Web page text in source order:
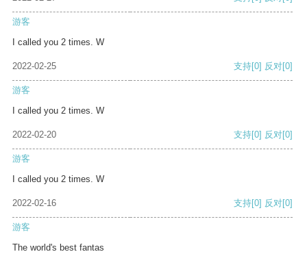
游客
I called you 2 times. W
2022-02-25 支持[0] 反对[0]
游客
I called you 2 times. W
2022-02-20 支持[0] 反对[0]
游客
I called you 2 times. W
2022-02-16 支持[0] 反对[0]
游客
The world's best fantas